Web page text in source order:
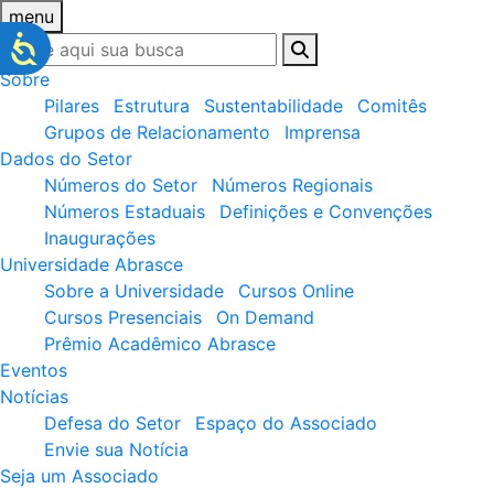
menu
Sobre
Pilares
Estrutura Sustentabilidade
Comitês
Grupos de Relacionamento
Imprensa
Dados do Setor
Números do Setor
Números Regionais
Números Estaduais
Definições e Convenções
Inaugurações
Universidade Abrasce
Sobre a Universidade
Cursos Online
Cursos Presenciais
On Demand
Prêmio Acadêmico Abrasce
Eventos
Notícias
Defesa do Setor
Espaço do Associado
Envie sua Notícia
Seja um Associado